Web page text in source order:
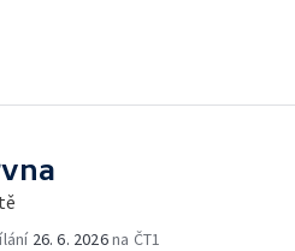
26. 6. 2026na ČT1